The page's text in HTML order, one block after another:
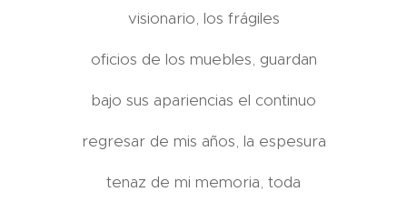
visionario, los frágiles
oficios de los muebles, guardan
bajo sus apariencias el continuo
regresar de mis años, la espesura
tenaz de mi memoria, toda